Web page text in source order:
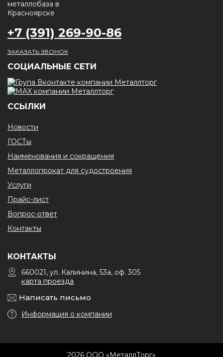
+7 (391) 269-90-86
ЗАКАЗАТЬ ЗВОНОК
CОЦИАЛЬНЫЕ СЕТИ
ССЫЛКИ
Новости
ГОСТы
Наименования и сокращения
Металлопрокат для судостроения
Услуги
Прайс-лист
Вопрос-ответ
Контакты
КОНТАКТЫ
660021, ул. Калинина, 53а, оф. 305
карта проезда
Написать письмо
Информация о компании
2026 ООО «МеталлТорг»